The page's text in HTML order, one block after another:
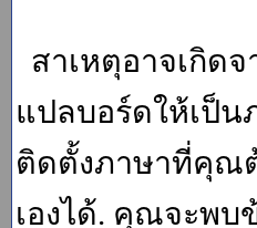
สาเหตุอาจเกิด
แปลบอร์ดให้เป็น
ติดตั้งภาษาที่คุณ
เองได้. คุณจะพบ